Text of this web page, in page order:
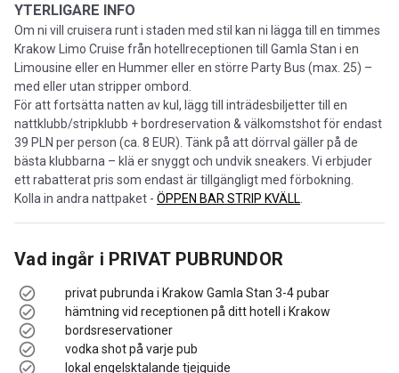
YTERLIGARE INFO
Om ni vill cruisera runt i staden med stil kan ni lägga till en timmes
Krakow Limo Cruise från hotellreceptionen till Gamla Stan i en
Limousine eller en Hummer eller en större Party Bus (max. 25) –
med eller utan stripper ombord.
För att fortsätta natten av kul, lägg till inträdesbiljetter till en
nattklubb/stripklubb + bordreservation & välkomstshot för endast
39 PLN per person (ca. 8 EUR). Tänk på att dörrval gäller på de
bästa klubbarna – klä er snyggt och undvik sneakers. Vi erbjuder
ett rabatterat pris som endast är tillgängligt med förbokning.
Kolla in andra nattpaket - ÖPPEN BAR STRIP KVÄLL
Vad ingår i PRIVAT PUBRUNDOR
privat pubrunda i Krakow Gamla Stan 3-4 pubar
hämtning vid receptionen på ditt hotell i Krakow
bordsreservationer
vodka shot på varje pub
lokal engelsktalande tjejguide